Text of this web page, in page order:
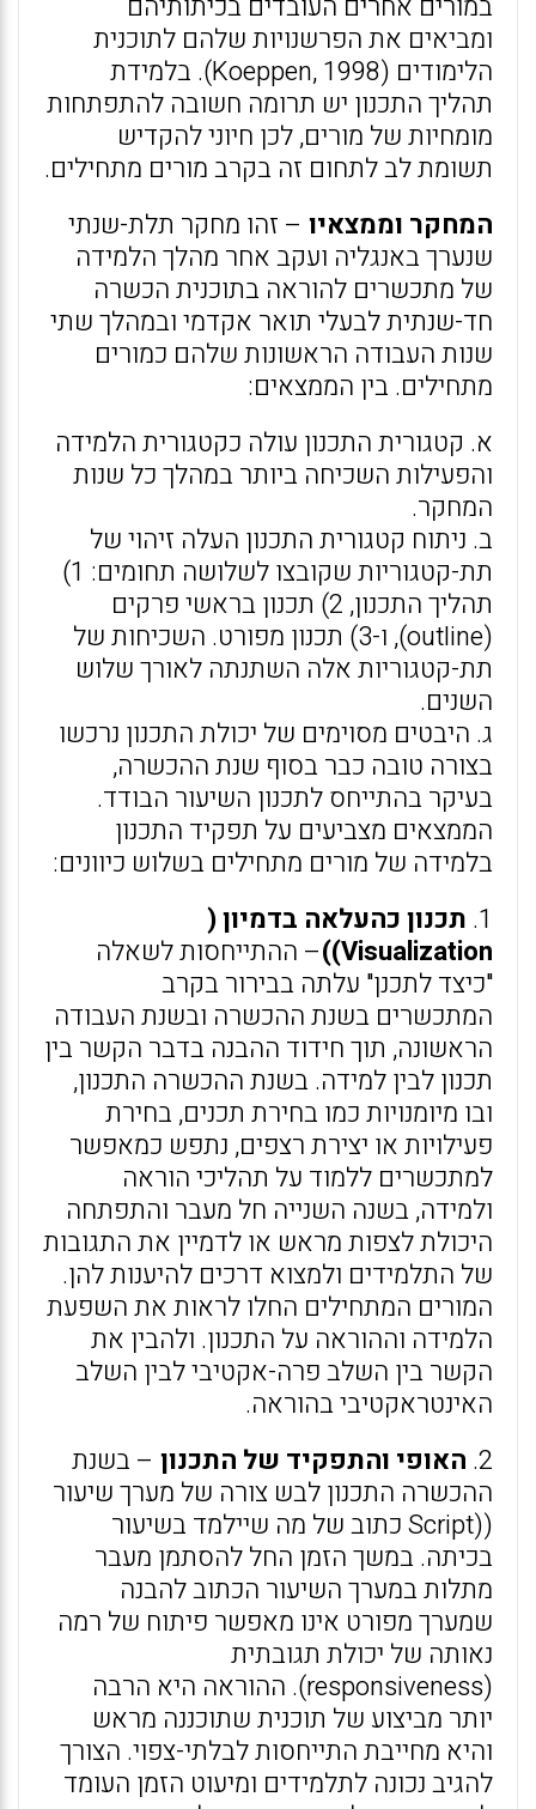
ומביאים את הפרשנויות שלהם לתוכנית
הלימודים (Koeppen, 1998). בלמידת
תהליך התכנון יש תרומה חשובה להתפתחות
מומחיות של מורים, לכן חיוני להקדיש
תשומת לב לתחום זה בקרב מורים מתחילים.
המחקר וממצאיו – זהו מחקר תלת-שנתי
שנערך באנגליה ועקב אחר מהלך הלמידה
של מתכשרים להוראה בתוכנית הכשרה
חד-שנתית לבעלי תואר אקדמי ובמהלך שתי
שנות העבודה הראשונות שלהם כמורים
מתחילים. בין הממצאים:
א. קטגורית התכנון עולה כקטגורית הלמידה
והפעילות השכיחה ביותר במהלך כל שנות
המחקר.
ב. ניתוח קטגורית התכנון העלה זיהוי של
תת-קטגוריות שקובצו לשלושה תחומים: 1)
תהליך התכנון, 2) תכנון בראשי פרקים
(outline), ו-3) תכנון מפורט. השכיחות של
תת-קטגוריות אלה השתנתה לאורך שלוש
השנים.
ג. היבטים מסוימים של יכולת התכנון נרכשו
בצורה טובה כבר בסוף שנת ההכשרה,
בעיקר בהתייחס לתכנון השיעור הבודד.
הממצאים מצביעים על תפקיד התכנון
בלמידה של מורים מתחילים בשלוש כיוונים:
1. תכנון כהעלאה בדמיון (
Visualization)) – ההתייחסות לשאלה
"כיצד לתכנן" עלתה בבירור בקרב
המתכשרים בשנת ההכשרה ובשנת העבודה
הראשונה, תוך חידוד ההבנה בדבר הקשר בין
תכנון לבין למידה. בשנת ההכשרה התכנון,
ובו מיומנויות כמו בחירת תכנים, בחירת
פעילויות או יצירת רצפים, נתפש כמאפשר
למתכשרים ללמוד על תהליכי הוראה
ולמידה, בשנה השנייה חל מעבר והתפתחה
היכולת לצפות מראש או לדמיין את התגובות
של התלמידים ולמצוא דרכים להיענות להן.
המורים המתחילים החלו לראות את השפעת
הלמידה וההוראה על התכנון. ולהבין את
הקשר בין השלב פרה-אקטיבי לבין השלב
האינטראקטיבי בהוראה.
2. האופי והתפקיד של התכנון – בשנת
ההכשרה התכנון לבש צורה של מערך שיעור
((Script כתוב של מה שיילמד בשיעור
בכיתה. במשך הזמן החל להסתמן מעבר
מתלות במערך השיעור הכתוב להבנה
שמערך מפורט אינו מאפשר פיתוח של רמה
נאותה של יכולת תגובתית
(responsiveness). ההוראה היא הרבה
יותר מביצוע של תוכנית שתוכננה מראש
והיא מחייבת התייחסות לבלתי-צפוי. הצורך
להגיב נכונה לתלמידים ומיעוט הזמן העומד